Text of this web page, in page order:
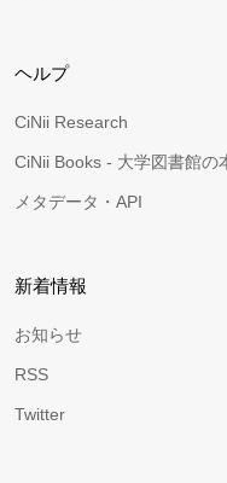
ヘルプ
CiNii Research
CiNii Books - 大学図書館の
メタデータ・API
新着情報
お知らせ
RSS
Twitter